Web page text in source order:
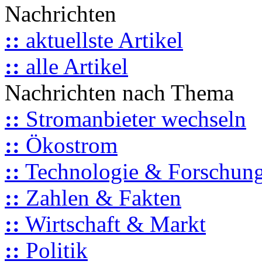
Nachrichten
:: aktuellste Artikel
:: alle Artikel
Nachrichten nach Thema
:: Stromanbieter wechseln
:: Ökostrom
:: Technologie &
:: Zahlen & Fakten
:: Wirtschaft & Markt
:: Politik